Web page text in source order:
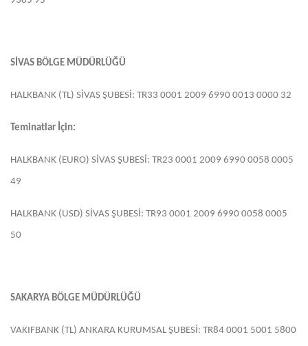
SİVAS BÖLGE MÜDÜRLÜĞÜ
HALKBANK (TL) SİVAS ŞUBESİ: TR33 0001 2009 6990 0013 0000 32
Teminatlar İçin:
HALKBANK (EURO) SİVAS ŞUBESİ: TR23 0001 2009 6990 0058 0005
49
HALKBANK (USD) SİVAS ŞUBESİ: TR93 0001 2009 6990 0058 0005
50
SAKARYA BÖLGE MÜDÜRLÜĞÜ
VAKIFBANK (TL) ANKARA KURUMSAL ŞUBESİ: TR84 0001 5001 5800